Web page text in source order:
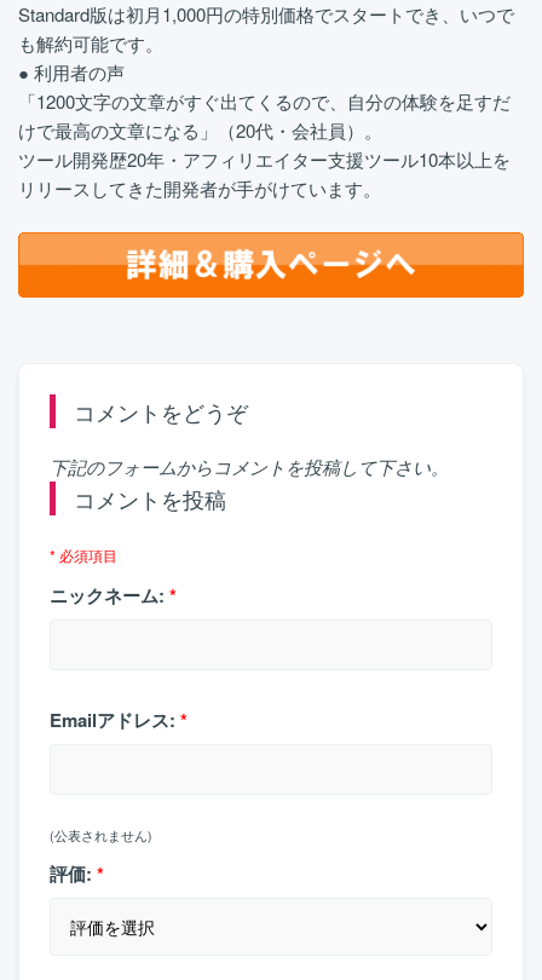
Standard版は初月1,000円の特別価格でスタートでき、いつで
も解約可能です。
● 利用者の声
「1200文字の文章がすぐ出てくるので、自分の体験を足すだ
けで最高の文章になる」（20代・会社員）。
ツール開発歴20年・アフィリエイター支援ツール10本以上を
リリースしてきた開発者が手がけています。
コメントをどうぞ
下記のフォームからコメントを投稿して下さい。
コメントを投稿
* 必須項目
ニックネーム: *
Emailアドレス: *
(公表されません)
評価: *